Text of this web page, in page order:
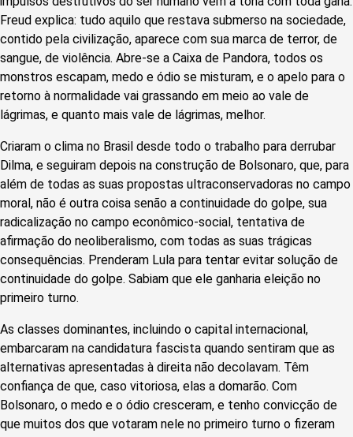
Freud explica: tudo aquilo que restava submerso na sociedade,
contido pela civilização, aparece com sua marca de terror, de
sangue, de violência. Abre-se a Caixa de Pandora, todos os
monstros escapam, medo e ódio se misturam, e o apelo para o
retorno à normalidade vai grassando em meio ao vale de
lágrimas, e quanto mais vale de lágrimas, melhor.
Criaram o clima no Brasil desde todo o trabalho para derrubar
Dilma, e seguiram depois na construção de Bolsonaro, que, para
além de todas as suas propostas ultraconservadoras no campo
moral, não é outra coisa senão a continuidade do golpe, sua
radicalização no campo econômico-social, tentativa de
afirmação do neoliberalismo, com todas as suas trágicas
consequências. Prenderam Lula para tentar evitar solução de
continuidade do golpe. Sabiam que ele ganharia eleição no
primeiro turno.
As classes dominantes, incluindo o capital internacional,
embarcaram na candidatura fascista quando sentiram que as
alternativas apresentadas à direita não decolavam. Têm
confiança de que, caso vitoriosa, elas a domarão. Com
Bolsonaro, o medo e o ódio cresceram, e tenho convicção de
que muitos dos que votaram nele no primeiro turno o fizeram